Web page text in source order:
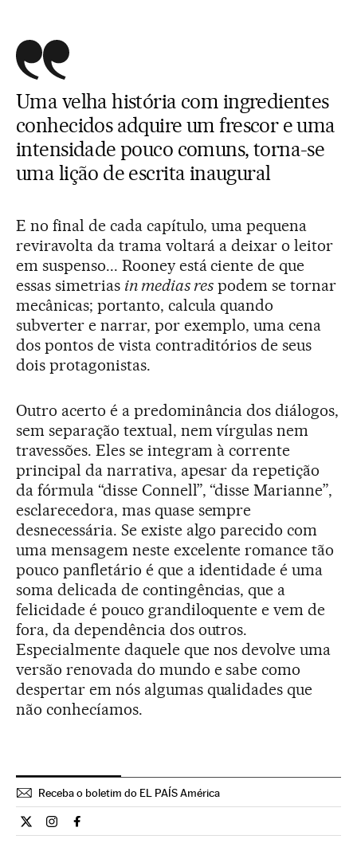
Uma velha história com ingredientes
conhecidos adquire um frescor e uma
intensidade pouco comuns, torna-se
uma lição de escrita inaugural
E no final de cada capítulo, uma pequena
reviravolta da trama voltará a deixar o leitor
em suspenso... Rooney está ciente de que
essas simetrias in medias res podem se tornar
mecânicas; portanto, calcula quando
subverter e narrar, por exemplo, uma cena
dos pontos de vista contraditórios de seus
dois protagonistas.
Outro acerto é a predominância dos diálogos,
sem separação textual, nem vírgulas nem
travessões. Eles se integram à corrente
principal da narrativa, apesar da repetição
da fórmula “disse Connell”, “disse Marianne”,
esclarecedora, mas quase sempre
desnecessária. Se existe algo parecido com
uma mensagem neste excelente romance tão
pouco panfletário é que a identidade é uma
soma delicada de contingências, que a
felicidade é pouco grandiloquente e vem de
fora, da dependência dos outros.
Especialmente daquele que nos devolve uma
versão renovada do mundo e sabe como
despertar em nós algumas qualidades que
não conhecíamos.
Receba o boletim do EL PAÍS América
Cultura El País Brasil en Twitter
Cultura El País Brasil en Instagram
Cultura El País Brasil en Facebook